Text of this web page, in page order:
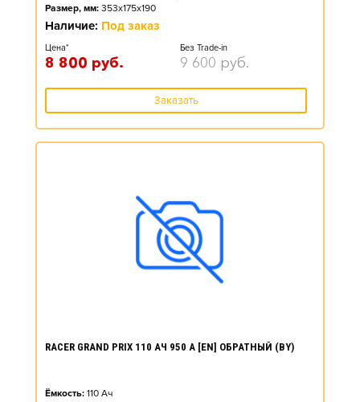
Размер, мм: 353x175x190
Наличие: Под заказ
Цена*
8 800 руб.
Без Trade-in
9 600 руб.
Заказать
RACER GRAND PRIX 110 АЧ 950 А [EN] ОБРАТНЫЙ (BY)
Ёмкость: 110 Ач